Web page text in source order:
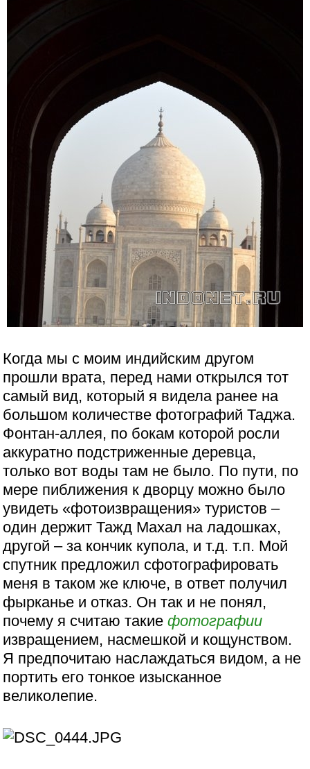
Когда мы с моим индийским другом
прошли врата, перед нами открылся тот
самый вид, который я видела ранее на
большом количестве фотографий Таджа.
Фонтан-аллея, по бокам которой росли
аккуратно подстриженные деревца,
только вот воды там не было. По пути, по
мере пиближения к дворцу можно было
увидеть «фотоизвращения» туристов –
один держит Тажд Махал на ладошках,
другой – за кончик купола, и т.д. т.п. Мой
спутник предложил сфотографировать
меня в таком же ключе, в ответ получил
фырканье и отказ. Он так и не понял,
почему я считаю такиефотографии
извращением, насмешкой и кощунством.
Я предпочитаю наслаждаться видом, а не
портить его тонкое изысканное
великолепие.